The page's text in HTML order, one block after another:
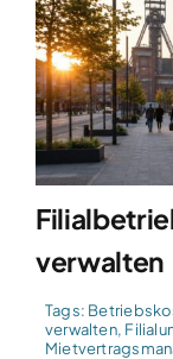
verwalten
Tags:
verwalten,